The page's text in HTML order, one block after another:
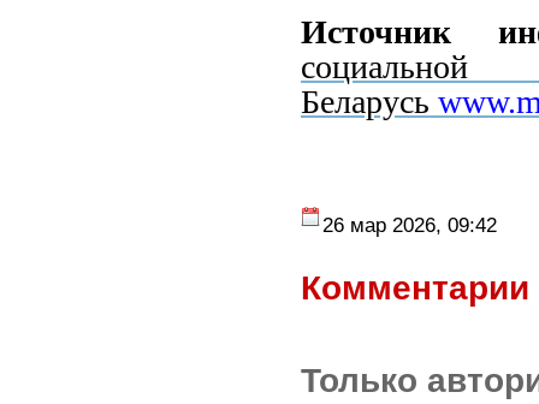
Источник
Беларусь
26 мар 2026, 09:42
Комментарии
Только